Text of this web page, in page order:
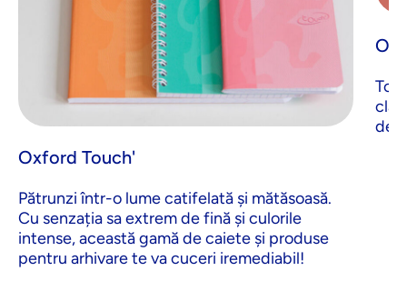
Oxford Touch'
Pătrunzi într-o lume catifelată și mătăsoasă.
Cu senzația sa extrem de fină și culorile
intense, această gamă de caiete și produse
pentru arhivare te va cuceri iremediabil!